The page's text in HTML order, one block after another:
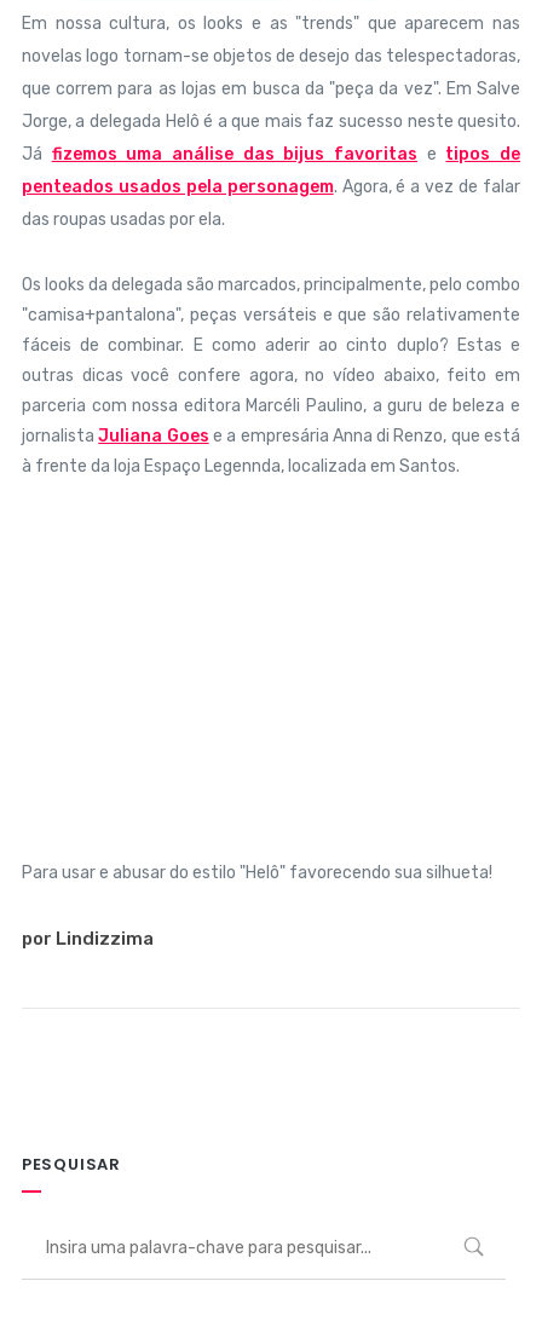
Em nossa cultura, os looks e as "trends" que aparecem nas
novelas logo tornam-se objetos de desejo das telespectadoras,
que correm para as lojas em busca da "peça da vez". Em Salve
Jorge, a delegada Helô é a que mais faz sucesso neste quesito.
Já fizemos uma análise das bijus favoritas e tipos de
penteados usados pela personagem. Agora, é a vez de falar
das roupas usadas por ela.
Os looks da delegada são marcados, principalmente, pelo combo
"camisa+pantalona", peças versáteis e que são relativamente
fáceis de combinar. E como aderir ao cinto duplo? Estas e
outras dicas você confere agora, no vídeo abaixo, feito em
parceria com nossa editora Marcéli Paulino, a guru de beleza e
jornalistaJuliana Goes e a empresária Anna di Renzo, que está
à frente da loja Espaço Legennda, localizada em Santos.
Para usar e abusar do estilo "Helô" favorecendo sua silhueta!
por Lindizzima
PESQUISAR